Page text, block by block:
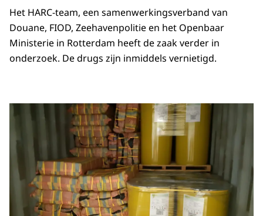
Het HARC-team, een samenwerkingsverband van
Douane, FIOD, Zeehavenpolitie en het Openbaar
Ministerie in Rotterdam heeft de zaak verder in
onderzoek. De drugs zijn inmiddels vernietigd.